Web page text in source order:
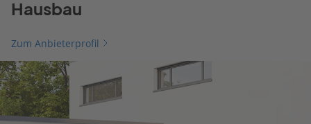
Hausbau
Zum Anbieterprofil